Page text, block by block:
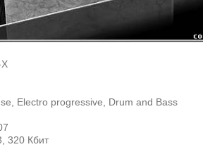
Electro progressive, Drum and Bass
320 Кбит